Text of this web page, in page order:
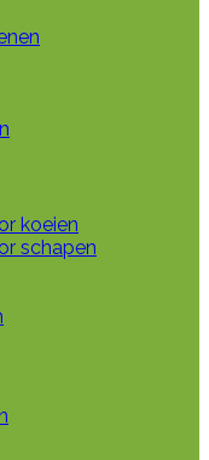
koeien
schapen